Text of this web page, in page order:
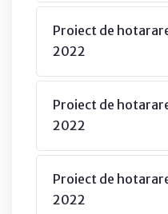
Proiect de
2022
Proiect de
2022
Proiect de
2022